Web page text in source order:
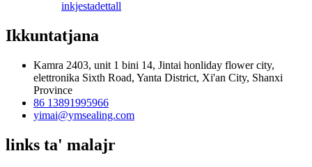
inkjestadettall
Ikkuntatjana
Kamra 2403, unit 1 bini 14, Jintai honliday flower city,
elettronika Sixth Road, Yanta District, Xi'an City, Shanxi
Province
86 13891995966
yimai@ymsealing.com
links ta' malajr